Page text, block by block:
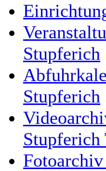
Stupferich
Stupferich